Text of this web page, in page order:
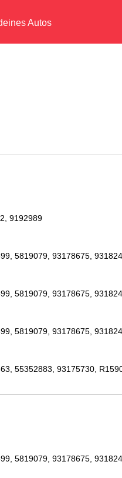
Autos
9192989
5819079, 93178675,
5819079, 93178675,
5819079, 93178675,
55352883, 93175730,
5819079, 93178675,